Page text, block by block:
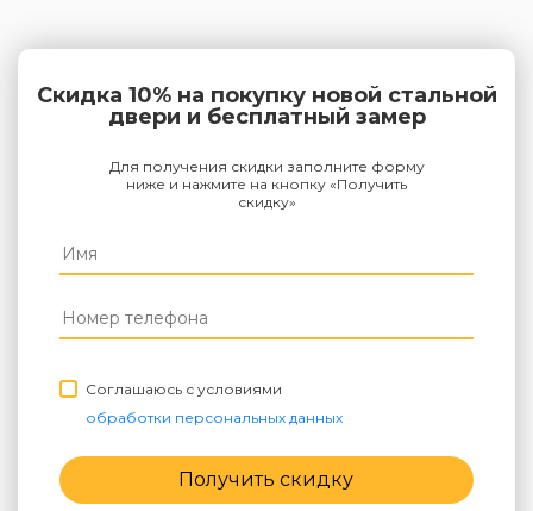
Скидка 10% на покупку новой стальной
двери и бесплатный замер
Для получения скидки заполните форму
ниже и нажмите на кнопку «Получить
скидку»
Соглашаюсь с условиями
обработки персональных данных
Получить скидку